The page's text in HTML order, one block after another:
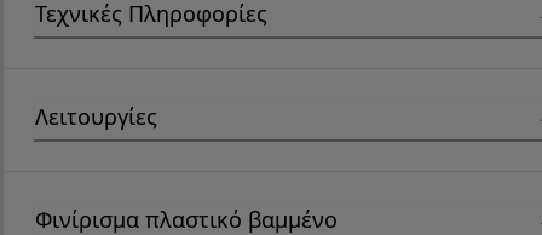
Τεχνικές Πληροφορίες
Λειτουργίες
Φινίρισμα πλαστικό βαμμένο